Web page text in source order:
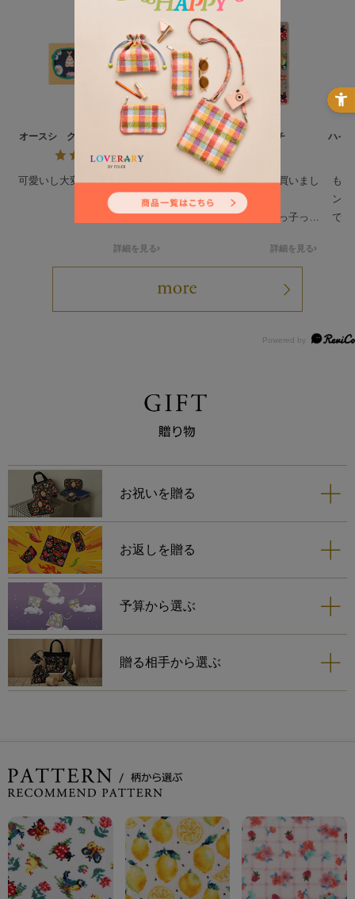
オースシ クリーニングクロス
L/CCOHS-193021
詳細を見る
可愛いし大変気に入ってます
ハイジ ハンカチ
詳細を見る
姪っ子のプレゼントで買いまし
た。
絵柄が沢山あるなか姪っ子っぽ
ャだったみたいで喜んで貰いま
ハイ
も
ン
で
お祝いを贈る
お返しを贈る
予算から選ぶ
贈る相手から選ぶ